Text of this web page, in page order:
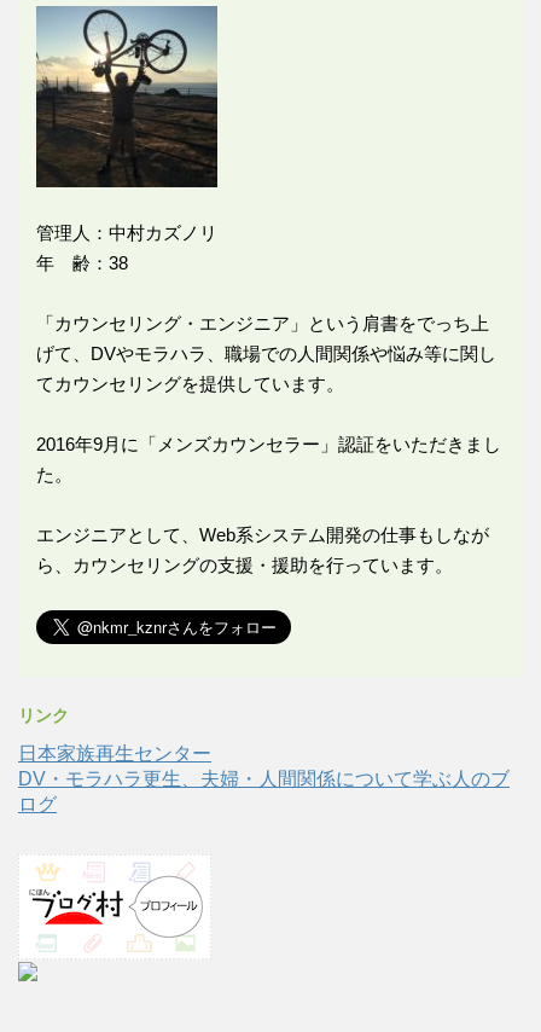
管理人：中村カズノリ
年 齢：38
「カウンセリング・エンジニア」という肩書をでっち上
げて、DVやモラハラ、職場での人間関係や悩み等に関し
てカウンセリングを提供しています。
2016年9月に「メンズカウンセラー」認証をいただきまし
た。
エンジニアとして、Web系システム開発の仕事もしなが
ら、カウンセリングの支援・援助を行っています。
リンク
日本家族再生センター
DV・モラハラ更生、夫婦・人間関係について学ぶ人のブ
ログ